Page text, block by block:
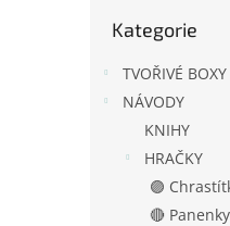
kategorie
Kategorie
TVOŘIVÉ BOXY
NÁVODY
KNIHY
HRAČKY
🟣
🔴